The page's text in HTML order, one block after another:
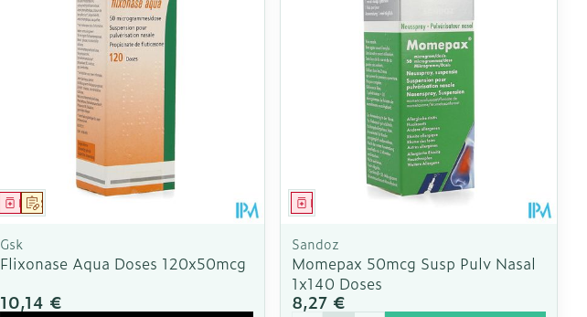
Sur prescription
Médicament
Gsk
Flixonase Aqua Doses 120x50mcg
10,14 €
Médicament
Sandoz
Momepax 50mcg Susp Pulv Nasal
1x140 Doses
8,27 €